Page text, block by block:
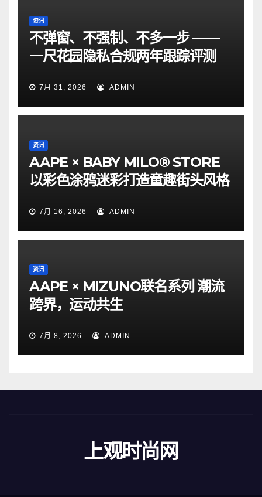
资讯
不弹窗、不强制、不多一步 ——
一尺花园隐私合规两年跟踪评测
7月 31, 2026 ADMIN
资讯
AAPE × BABY MILO® STORE
以彩色涂鸦迷彩打造童趣街头风格
7月 16, 2026 ADMIN
资讯
AAPE × MIZUNO联名系列 潮流
跨界，运动共生
7月 8, 2026 ADMIN
上观时尚网